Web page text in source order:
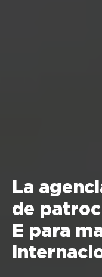
La
de
E para